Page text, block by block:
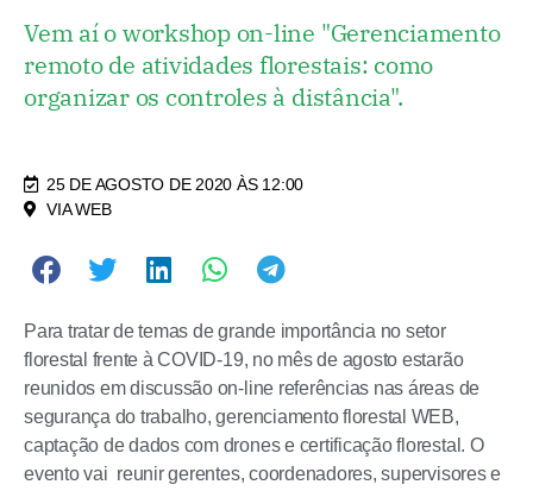
Vem aí o workshop on-line "Gerenciamento
remoto de atividades florestais: como
organizar os controles à distância".
25 DE AGOSTO DE 2020 ÀS 12:00
VIA WEB
Para tratar de temas de grande importância no setor
florestal frente à COVID-19, no mês de agosto estarão
reunidos em discussão on-line referências nas áreas de
segurança do trabalho, gerenciamento florestal WEB,
captação de dados com drones e certificação florestal. O
evento vai reunir gerentes, coordenadores, supervisores e